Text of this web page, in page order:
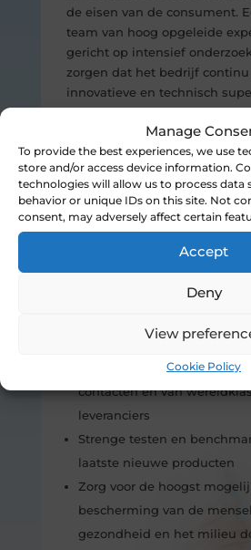
Manage
To provide the best experiences, we use
store and/or access device information.
technologies will allow us to process data
behavior or unique IDs on this site. Not
consent, may adversely affect certain
Accept
Deny
View
Cookie Policy
de eisen van de consument.
team van hoog opgeleide
gericht op intensief
zorgen dat het bedrijf
innovatieve en technisch
producten op de markt kan
gebeurt door middel van:
Het gebruik van ‘in-house’
onderzoek en ontwikkeling
wereldwijde schaal
Nauwe samenwerking met
testlaboratoria (bijv. Eurofins,
Fresenius)
Bescherming van de laatste
evaluatie en regelgevende
Uitgebreid netwerk van
contacten en van
leveranciers
Strenge testen en
laatste nieuwe producten
Zorg voor de hoogst
bescherming van de
gezondheid en het milieu